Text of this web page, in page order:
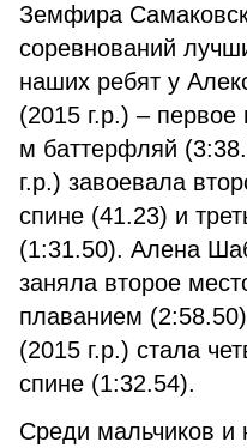
Земфира
соревнований
наших ребят у
(2015 г.р.) –
м баттерфляй
г.р.) завоевала
спине (41.23) и
(1:31.50). Алена
заняла второе
плаванием
(2015 г.р.) стала
спине (1:32.54).
Среди мальчиков